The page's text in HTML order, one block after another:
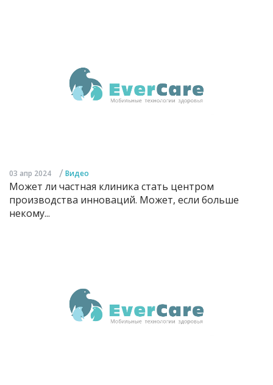
03 апр 2024 / Видео
Может ли частная клиника стать центром
производства инноваций. Может, если больше
некому...